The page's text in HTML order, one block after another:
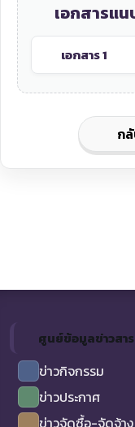
เอกสารแ
เอกสาร 1
ก
ศูนย์ข้อมูลข่าวสาร
ข่าวกิจกรรม
ข่าวประกาศ
ข่าวจัดซื้อ-จัดจ้าง